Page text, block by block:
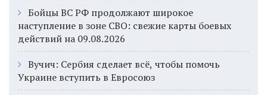
Бойцы ВС РФ продолжают широкое
наступление в зоне СВО: свежие карты боевых
действий на 09.08.2026
Вучич: Сербия сделает всё, чтобы помочь
Украине вступить в Евросоюз